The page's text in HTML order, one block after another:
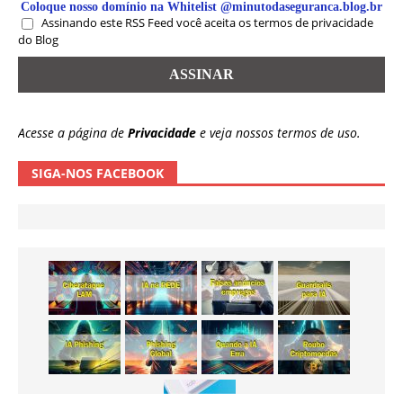
Coloque nosso domínio na Whitelist @minutodaseguranca.blog.br
Assinando este RSS Feed você aceita os termos de privacidade
do Blog
Acesse a página de Privacidade e veja nossos termos de uso.
SIGA-NOS FACEBOOK